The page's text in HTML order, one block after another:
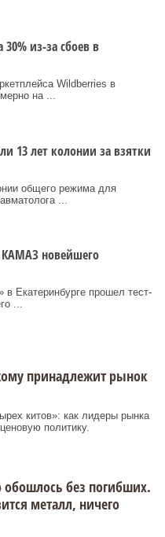
из-за сбоев в
Wildberries в
на ...
13 лет колонии за взятки
общего режима для
...
КАМАЗ новейшего
в Екатеринбурге прошел тест-
...
принадлежит рынок
китов»: как лидеры рынка
политику.
обошлось без погибших.
металл, ничего